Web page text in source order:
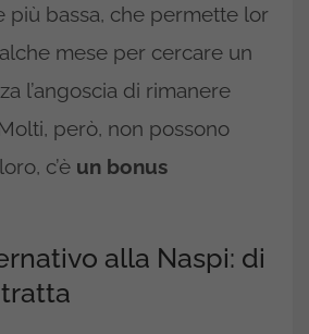
più bassa, che permette lor
mese per cercare un
l’angoscia di rimanere
però, non possono
c’è un bonus
alla Naspi: di